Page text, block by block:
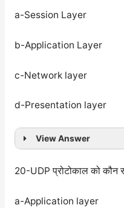
a-Session Layer
b-Application Layer
c-Network layer
d-Presentation layer
View Answer
20-UDP प्रोटोकाल को कौन
a-Application layer